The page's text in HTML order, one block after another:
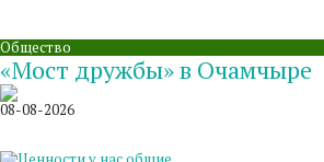
Общество
«Мост дружбы» в Очамчыре
08-08-2026